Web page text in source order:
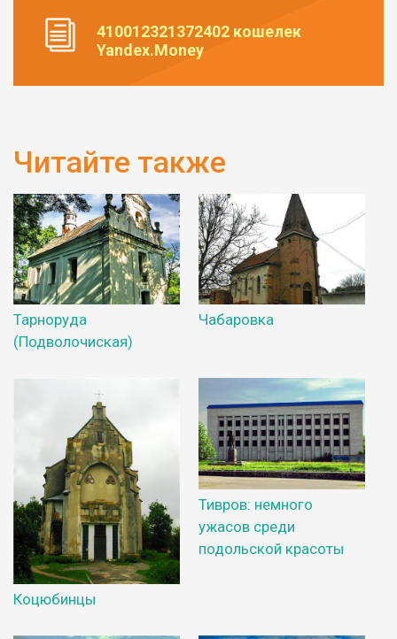
410012321372402 кошелек
Yandex.Money
Читайте также
Тарноруда
(Подволочиская)
Чабаровка
Коцюбинцы
Тивров: немного
ужасов среди
подольской красоты